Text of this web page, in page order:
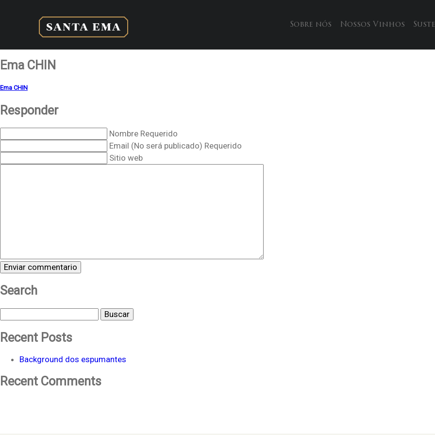
Sobre nós Nossos Vinhos
Ema CHIN
Ema CHIN
Responder
Nombre Requerido
Email (No será publicado) Requerido
Sitio web
Search
Buscar
Recent Posts
Background dos espumantes
Recent Comments